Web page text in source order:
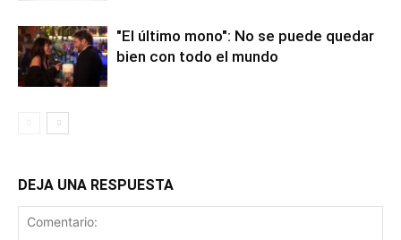
"El último mono": No se puede quedar
bien con todo el mundo
DEJA UNA RESPUESTA